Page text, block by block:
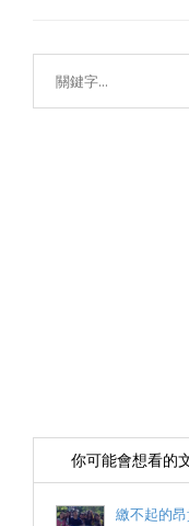
你可能會想看的
繳不起的